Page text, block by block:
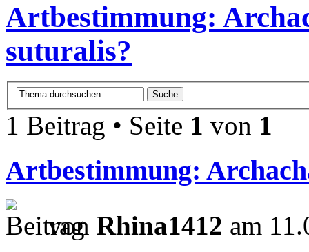
Artbestimmung:
suturalis?
1 Beitrag • Seite 1 von 1
Artbestimmung:
von Rhina1412 am